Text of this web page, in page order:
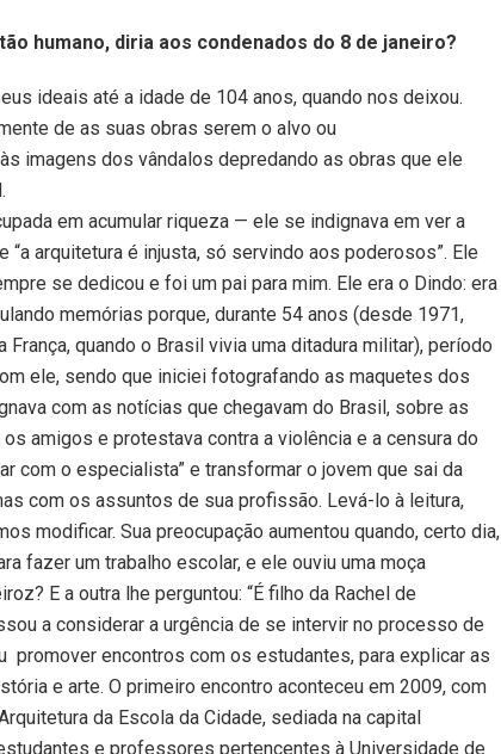
humano, diria aos condenados do 8 de janeiro?
ideais até a idade de 104 anos, quando nos deixou.
de as suas obras serem o alvo ou
imagens dos vândalos depredando as obras que ele
em acumular riqueza — ele se indignava em ver a
arquitetura é injusta, só servindo aos poderosos”. Ele
se dedicou e foi um pai para mim. Ele era o Dindo: era
memórias porque, durante 54 anos (desde 1971,
quando o Brasil vivia uma ditadura militar), período
ele, sendo que iniciei fotografando as maquetes dos
com as notícias que chegavam do Brasil, sobre as
amigos e protestava contra a violência e a censura do
com o especialista” e transformar o jovem que sai da
com os assuntos de sua profissão. Levá-lo à leitura,
modificar. Sua preocupação aumentou quando, certo dia,
fazer um trabalho escolar, e ele ouviu uma moça
E a outra lhe perguntou: “É filho da Rachel de
a considerar a urgência de se intervir no processo de
promover encontros com os estudantes, para explicar as
e arte. O primeiro encontro aconteceu em 2009, com
da Escola da Cidade, sediada na capital
e professores pertencentes à Universidade de